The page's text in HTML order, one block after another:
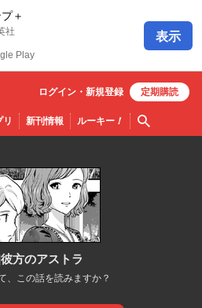
＋
社
Play
表示
リ 新刊情報 ルーキー！ 検索
ログイン・ 新規登録 定期購読
方のアストラ
、この話を読みますか？